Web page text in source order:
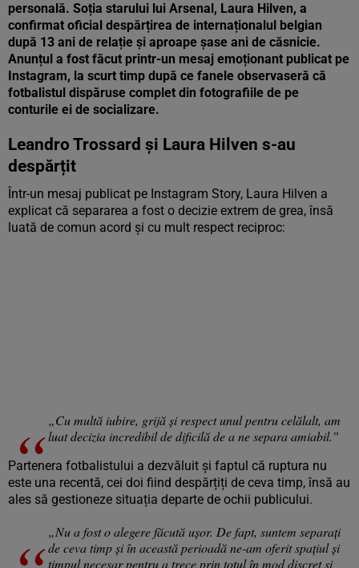
personală. Soția starului lui Arsenal, Laura Hilven, a
confirmat oficial despărțirea de internaționalul belgian
după 13 ani de relație și aproape șase ani de căsnicie.
Anunțul a fost făcut printr-un mesaj emoționant publicat pe
Instagram, la scurt timp după ce fanele observaseră că
fotbalistul dispăruse complet din fotografiile de pe
conturile ei de socializare.
Leandro Trossard și Laura Hilven s-au
despărțit
Într-un mesaj publicat pe Instagram Story, Laura Hilven a
explicat că separarea a fost o decizie extrem de grea, însă
luată de comun acord și cu mult respect reciproc:
„Cu multă iubire, grijă și respect unul pentru celălalt, am
luat decizia incredibil de dificilă de a ne separa amiabil.”
Partenera fotbalistului a dezvăluit și faptul că ruptura nu
este una recentă, cei doi fiind despărțiți de ceva timp, însă au
ales să gestioneze situația departe de ochii publicului.
„Nu a fost o alegere făcută ușor. De fapt, suntem separați
de ceva timp și în această perioadă ne-am oferit spațiul și
timpul necesar pentru a trece prin totul în mod discret și